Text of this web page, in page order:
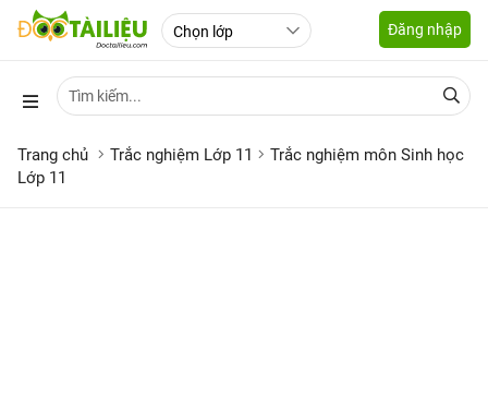
Đăng nhập
Trang chủ Trắc nghiệm Lớp 11
Trắc nghiệm môn Sinh học
Lớp 11